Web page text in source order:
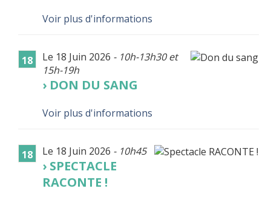
Voir plus d'informations
18 Le 18 Juin 2026 - 10h-13h30 et
15h-19h
DON DU SANG
Voir plus d'informations
18 Le 18 Juin 2026 - 10h45
SPECTACLE
RACONTE !